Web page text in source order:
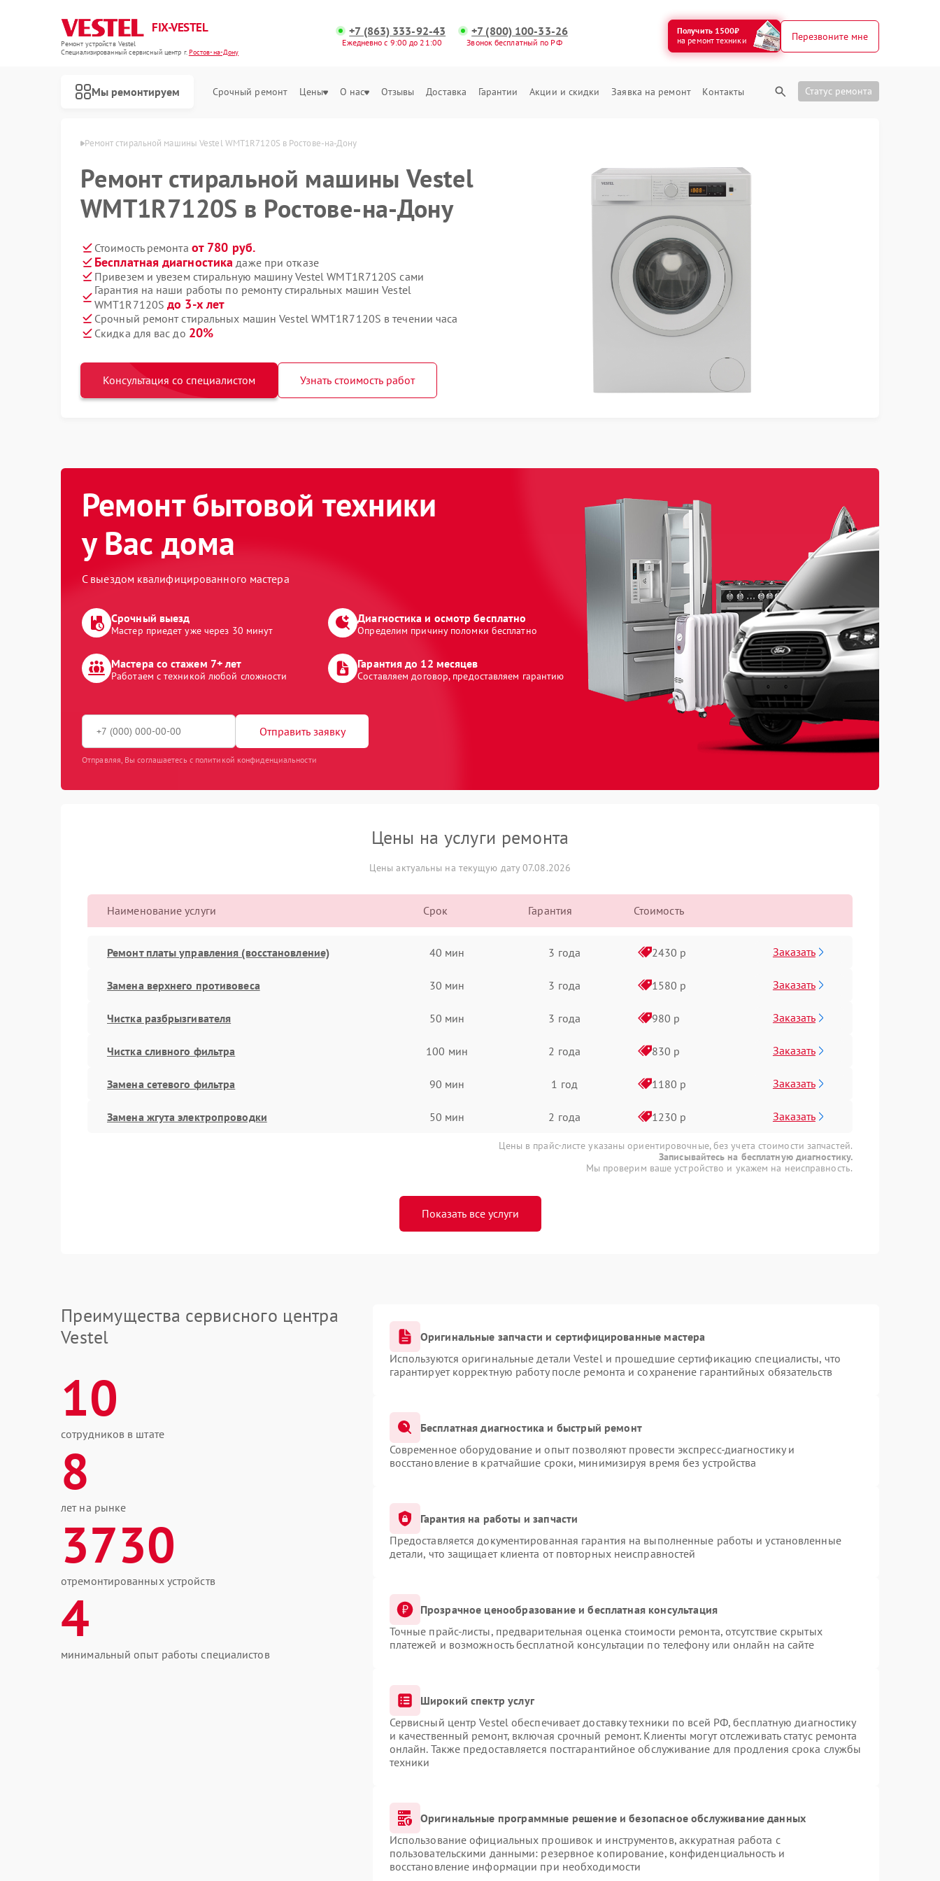
FIX-VESTEL
Ремонт устройств Vestel
Специализированный cервисный центр г.Ростов-на-Дону
+7 (863) 333-92-43
Ежедневно с 9:00 до 21:00
+7 (800) 100-33-26
Звонок бесплатный по РФ
Получить 1500₽
на ремонт техники
Перезвоните мне
Мы ремонтируем Срочный ремонт Цены О нас Отзывы Доставка Гарантии Акции и скидки Заявка на ремонт Контакты Статус ремонта
Ремонт стиральной машины Vestel WMT1R7120S в Ростове-на-Дону
Ремонт стиральной машины Vestel
WMT1R7120S в Ростове-на-Дону
Стоимость ремонта от 780 руб.
Бесплатная диагностика даже при отказе
Привезем и увезем стиральную машину Vestel WMT1R7120S сами
Гарантия на наши работы по ремонту стиральных машин Vestel
WMT1R7120Sдо 3-х лет
Срочный ремонт стиральных машин Vestel WMT1R7120S в течении часа
Скидка для вас до 20%
Консультация со специалистом Узнать стоимость работ
Ремонт бытовой техники
у Вас дома
С выездом квалифицированного мастера
Срочный выезд
Мастер приедет уже через 30 минут
Диагностика и осмотр бесплатно
Определим причину поломки бесплатно
Мастера со стажем 7+ лет
Работаем с техникой любой сложности
Гарантия до 12 месяцев
Составляем договор, предоставляем гарантию
Отправить заявку
Отправляя, Вы соглашаетесь с политикой конфиденциальности
Цены на услуги ремонта
Цены актуальны на текущую дату 07.08.2026
Наименование услуги Срок Гарантия Стоимость
Ремонт платы управления (восстановление) 40 мин 3 года 2430 р Заказать
Замена верхнего противовеса 30 мин 3 года 1580 р Заказать
Чистка разбрызгивателя 50 мин 3 года 980 р Заказать
Чистка сливного фильтра 100 мин 2 года 830 р Заказать
Замена сетевого фильтра 90 мин 1 год 1180 р Заказать
Замена жгута электропроводки 50 мин 2 года 1230 р Заказать
Цены в прайс-листе указаны ориентировочные, без учета стоимости запчастей.
Записывайтесь на бесплатную диагностику.
Мы проверим ваше устройство и укажем на неисправность.
Показать все услуги
Преимущества сервисного центра
Vestel
10
сотрудников в штате
8
лет на рынке
3730
отремонтированных устройств
4
минимальный опыт работы специалистов
Оригинальные запчасти и сертифицированные мастера
Используются оригинальные детали Vestel и прошедшие сертификацию специалисты, что
гарантирует корректную работу после ремонта и сохранение гарантийных обязательств
Бесплатная диагностика и быстрый ремонт
Современное оборудование и опыт позволяют провести экспресс-диагностику и
восстановление в кратчайшие сроки, минимизируя время без устройства
Гарантия на работы и запчасти
Предоставляется документированная гарантия на выполненные работы и установленные
детали, что защищает клиента от повторных неисправностей
Прозрачное ценообразование и бесплатная консультация
Точные прайс-листы, предварительная оценка стоимости ремонта, отсутствие скрытых
платежей и возможность бесплатной консультации по телефону или онлайн на сайте
Широкий спектр услуг
Сервисный центр Vestel обеспечивает доставку техники по всей РФ, бесплатную диагностику
и качественный ремонт, включая срочный ремонт. Клиенты могут отслеживать статус ремонта
онлайн. Также предоставляется постгарантийное обслуживание для продления срока службы
техники
Оригинальные программные решение и безопасное обслуживание данных
Использование официальных прошивок и инструментов, аккуратная работа с
пользовательскими данными: резервное копирование, конфиденциальность и
восстановление информации при необходимости